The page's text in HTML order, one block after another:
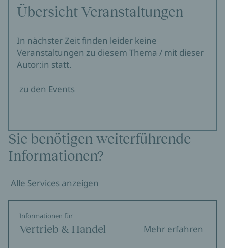
Übersicht Veranstaltungen
In nächster Zeit finden leider keine
Veranstaltungen zu diesem Thema / mit dieser
Autor:in statt.
zu den Events
Sie benötigen weiterführende
Informationen?
Alle Services anzeigen
Informationen für
Vertrieb & Handel Mehr erfahren